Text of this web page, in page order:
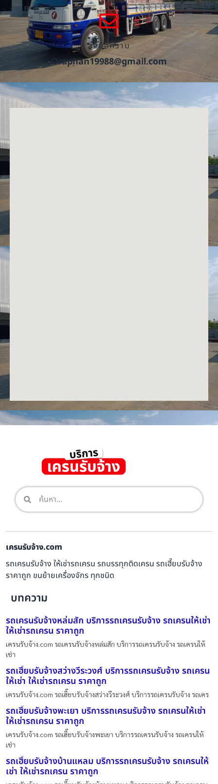
ส่งข้อความ
Oraphan19988@gmail.com
เครนรับจ้าง.com
รถเครนรับจ้าง ให้เช่ารถเครน รถบรรทุกติดเครน รถเฮี๊ยบรับจ้าง
ราคาถูก ขนย้ายเครื่องจักร ทุกชนิด
บทความ
รถเครนรับจ้างหล่มสัก บริการรถเครนรับจ้าง รถเครนให้เช่า
ให้เช่ารถเครน ราคาถูก
เครนรับจ้าง.com รถเครนรับจ้างหล่มสัก บริการรถเครนรับจ้าง รถเครนให้
เช่า
รถเฮี๊ยบรับจ้างสว่างวีระวงศ์ บริการรถเครนรับจ้าง รถเครน
ให้เช่า ให้เช่ารถเครน ราคาถูก
เครนรับจ้าง.com รถเฮี๊ยบรับจ้างสว่างวีระวงศ์ บริการรถเครนรับจ้าง รถเคร
รถเฮี๊ยบรับจ้างพะเยา บริการรถเครนรับจ้าง รถเครนให้เช่า
ให้เช่ารถเครน ราคาถูก
เครนรับจ้าง.com รถเฮี๊ยบรับจ้างพะเยา บริการรถเครนรับจ้าง รถเครนให้
เช่า
รถเฮี๊ยบรับจ้างบ้านแหลม บริการรถเครนรับจ้าง รถเครนให้
เช่า ให้เช่ารถเครน ราคาถูก